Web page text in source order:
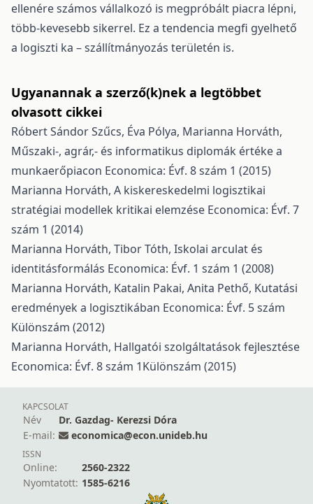
ellenére számos vállalkozó is megpróbált piacra lépni,
több-kevesebb sikerrel. Ez a tendencia megfi gyelhető
a logiszti ka – szállítmányozás területén is.
Ugyanannak a szerző(k)nek a legtöbbet
olvasott cikkei
Róbert Sándor Szűcs, Éva Pólya, Marianna Horváth,
Műszaki-, agrár,- és informatikus diplomák értéke a
munkaerőpiacon Economica: Évf. 8 szám 1 (2015)
Marianna Horváth, A kiskereskedelmi logisztikai
stratégiai modellek kritikai elemzése Economica: Évf. 7
szám 1 (2014)
Marianna Horváth, Tibor Tóth, Iskolai arculat és
identitásformálás Economica: Évf. 1 szám 1 (2008)
Marianna Horváth, Katalin Pakai, Anita Pethő, Kutatási
eredmények a logisztikában Economica: Évf. 5 szám
Különszám (2012)
Marianna Horváth, Hallgatói szolgáltatások fejlesztése
Economica: Évf. 8 szám 1Különszám (2015)
KAPCSOLAT
Név
Dr. Gazdag- Kerezsi Dóra
E-mail:
economica@econ.unideb.hu
ISSN
Online:
2560-2322
Nyomtatott: 1585-6216